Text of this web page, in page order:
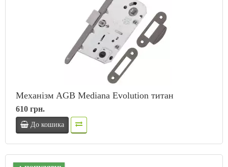
Механізм AGB Mediana Evolution титан
610 грн.
До кошика